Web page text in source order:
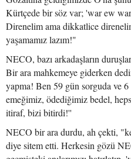
Kürtçede bir söz var; 'war ew
Direnelim ama dikkatlice
yaşamamız lazım!"
NECO, bazı arkadaşların
Bir ara mahkemeye giderken
yapma! Ben 59 gün sorguda ve
emeğimiz, ödediğimiz bedel,
itiraf, bizi bitirdi!''
NECO bir ara durdu, ah çekti,
diye sitem etti. Herkesin gözü